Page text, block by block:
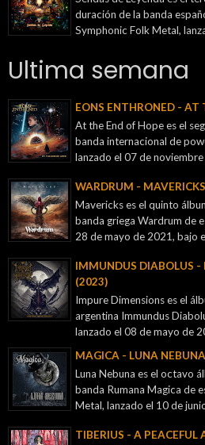
duración de la banda
Symphonic Folk Metal,
Ultima semana
EONS ENTHRONED - AT
At the End of Hope es el
banda internacional de
lanzado el 07 de noviembre
WARDRUM -
Mavericks es el quinto
banda griega Wardrum de
28 de mayo de 2021, bajo
IMMUNDUS DIABOLUS -
(2023)
Impure Dimensions es el
argentina Immundus
lanzado el 08 de mayo de
MAGICA - LUNA
Luna Nebuna es el octavo
banda Rumana Magica de
Metal, lanzado el 10 de
TIBERIUS - A